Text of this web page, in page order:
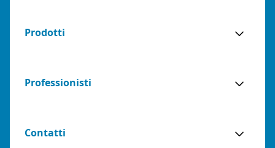
Prodotti
Professionisti
Contatti